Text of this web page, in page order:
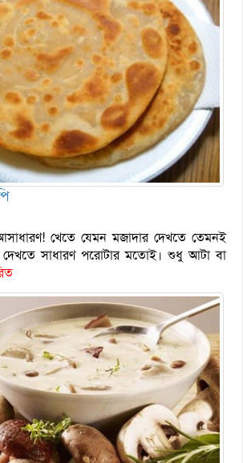
খেতে যেমন মজাদার দেখতে তেমনই
সাধারণ পরোটার মতোই। শুধু আটা বা